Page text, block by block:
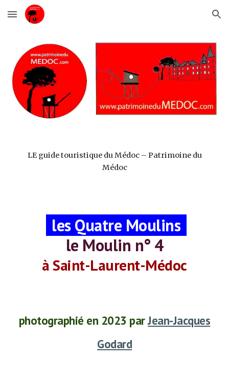
Skip to main content Skip to navigation
LE guide touristique du Médoc – Patrimoine du
Médoc
les Quatre Moulins
le Moulin n° 4
à Saint-Laurent-Médoc
photographié en 2023 parJean-Jacques
Godard